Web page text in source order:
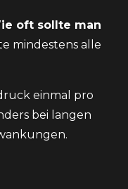
oft sollte man
mindestens alle
einmal pro
bei langen